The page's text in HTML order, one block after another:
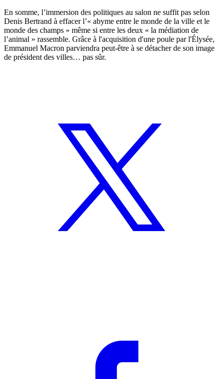
En somme, l’immersion des politiques au salon ne suffit pas selon
Denis Bertrand à effacer l’« abyme entre le monde de la ville et le
monde des champs » même si entre les deux « la médiation de
l’animal » rassemble. Grâce à l'acquisition d'une poule par l'Élysée,
Emmanuel Macron parviendra peut-être à se détacher de son image
de président des villes… pas sûr.